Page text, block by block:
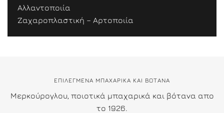
Αλλαντοποιία
Ζαχαροπλαστική – Αρτοποιία
ΕΠΙΛΕΓΜΕΝΑ ΜΠΑΧΑΡΙΚΑ ΚΑΙ ΒΟΤΑΝΑ
Μερκούρογλου, ποιοτικά μπαχαρικά και βότανα απο
το 1926.